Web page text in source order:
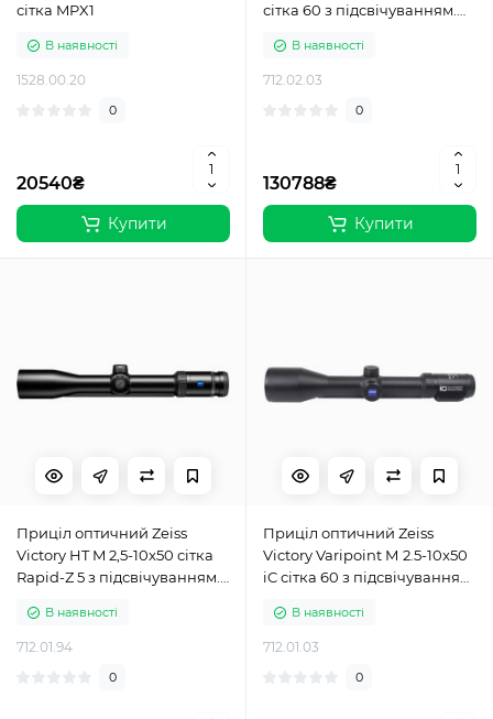
сітка MPX1
В наявності
1528.00.20
0
20540₴
Купити
сітка 60 з підсвічуванням.
В наявності
712.02.03
0
130788₴
Купити
Приціл оптичний Zeiss
Victory HT M 2,5-10x50 сітка
Rapid-Z 5 з підсвічуванням.
В наявності
712.01.94
0
Приціл оптичний Zeiss
Victory Varipoint М 2.5-10x50
iC сітка 60 з підсвічуванням.
В наявності
712.01.03
0